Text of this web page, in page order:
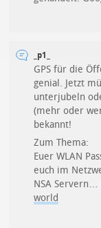
_p1_
GPS für die
genial. Jetzt
unterjubeln
(mehr oder
bekannt!
Zum Thema:
Euer WLAN
euch im
NSA Servern…
world